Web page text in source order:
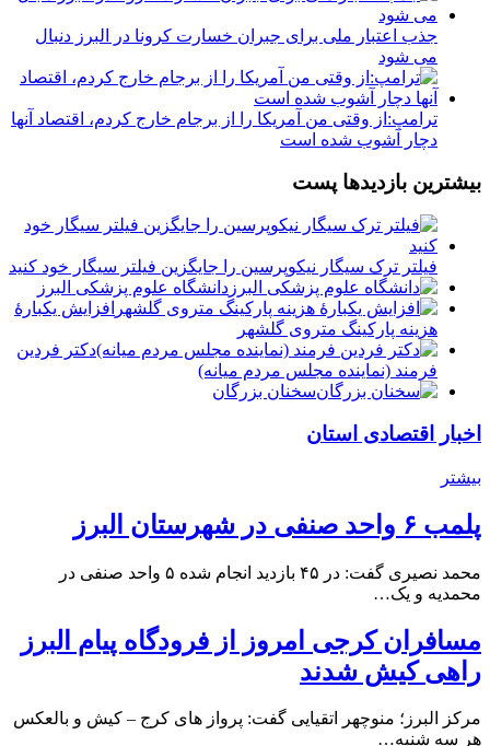
جذب اعتبار ملی برای جبران خسارت کرونا در البرز دنبال
می شود
ترامپ:از وقتی من آمریکا را از برجام خارج کردم، اقتصاد آنها
دچار آشوب شده است
بیشترین بازدیدها پست
فیلتر ترک سیگار نیکوپرسین را جایگزین فیلتر سیگار خود کنید
دانشگاه علوم پزشکی البرز
افزایش یکبارۀ
هزینه پارکینگ متروی گلشهر
دكتر فردين
فرمند (نماينده مجلس مردم میانه)
سخنان بزرگان
اخبار اقتصادی استان
بیشتر
پلمب ۶ واحد صنفی در شهرستان البرز
محمد نصیری گفت: در ۴۵ بازدید انجام شده ۵ واحد صنفی در
محمدیه و یک…
مسافران کرجی امروز از فرودگاه پیام البرز
راهی کیش شدند
مرکز البرز؛ منوچهر اتقیایی گفت: پرواز های کرج – کیش و بالعکس
هر سه شنبه…